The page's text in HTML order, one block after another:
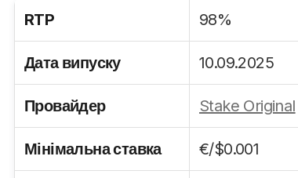
RTP 98%
Дата випуску 10.09.2025
Провайдер Stake Original
Мінімальна ставка €/$0.001